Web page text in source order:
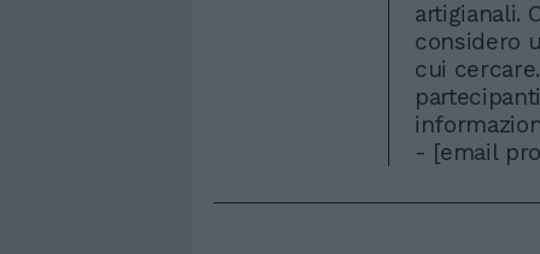
artigianali.
considero
cui
- [email